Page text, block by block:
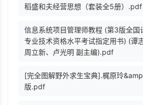
稻盛和夫经营思想（套装全5册）.pdf
信息系统项目管理师教程 (第3版全国
专业技术资格水平考试指定用书) (谭
周立新、卢光明 副主编).pdf
[完全图解野外求生宝典].梶原玲
版.pdf